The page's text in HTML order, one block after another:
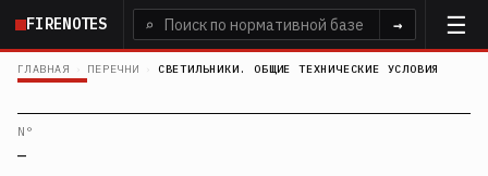
Перейти
основному
FIRENOTES ⌕ →
ГЛАВНАЯ › ПЕРЕЧНИ › СВЕТИЛЬНИКИ. ОБЩИЕ ТЕХНИЧЕСКИЕ УСЛОВИЯ
N°
—